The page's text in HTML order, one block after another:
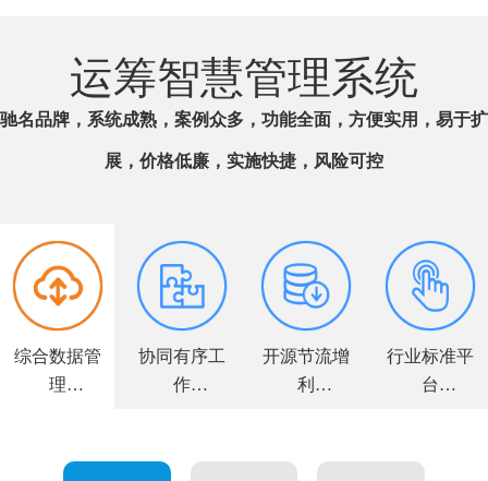
运筹智慧管理系统
驰名品牌，系统成熟，案例众多，功能全面，方便实用，易于扩
展，价格低廉，实施快捷，风险可控
综合数据管
理
协同有序工
作
开源节流增
利
行业标准平
台